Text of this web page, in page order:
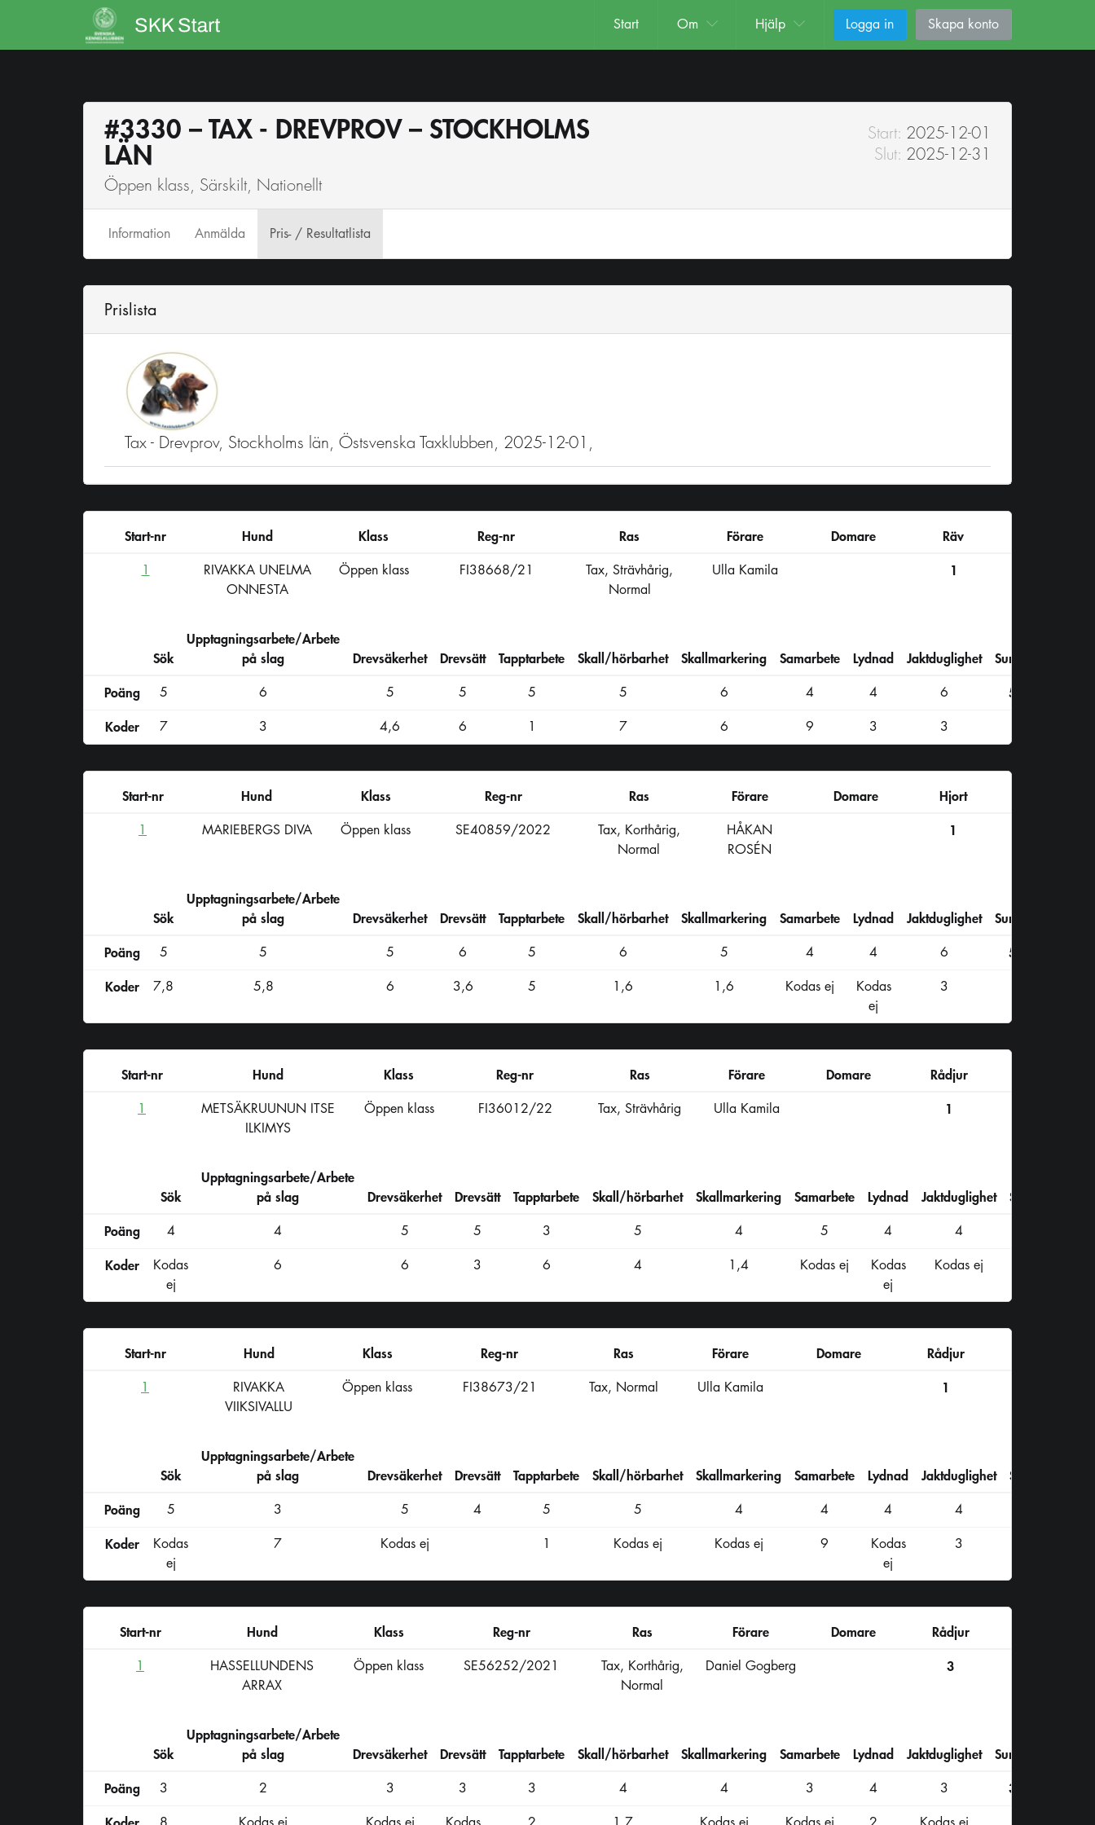
Start Om Hjälp Logga in Skapa konto
#3330 – TAX - DREVPROV – STOCKHOLMS
LÄN
Öppen klass, Särskilt, Nationellt
Start: 2025-12-01
Slut: 2025-12-31
Information Anmälda Pris- / Resultatlista
Prislista
Tax - Drevprov, Stockholms län, Östsvenska Taxklubben, 2025-12-01,
Start-nr Hund Klass Reg-nr Ras Förare Domare
Räv
1
RIVAKKA UNELMA
ONNESTA
Öppen klass FI38668/21
Tax, Strävhårig,
Normal
Ulla Kamila 1
Sök
Upptagningsarbete/Arbete
på slag
Drevsäkerhet Drevsätt Tapptarbete Skall/hörbarhet Skallmarkering Samarbete Lydnad Jaktduglighet
Summa
Poäng
5 6 5 5 5 5 6 4 4 6
51
Koder
7 3 4,6 6 1 7 6 9 3 3
Start-nr Hund Klass Reg-nr Ras Förare Domare
Hjort
1
MARIEBERGS DIVA Öppen klass SE40859/2022
Tax, Korthårig,
Normal
HÅKAN
ROSÉN
1
Sök
Upptagningsarbete/Arbete
på slag
Drevsäkerhet Drevsätt Tapptarbete Skall/hörbarhet Skallmarkering Samarbete Lydnad Jaktduglighet
Summa
Poäng
5 5 5 6 5 6 5 4 4 6
51
Koder
7,8 5,8 6 3,6 5 1,6 1,6 Kodas ej
Kodas
ej
3
Start-nr Hund Klass Reg-nr Ras Förare Domare
Rådjur
1
METSÄKRUUNUN ITSE
ILKIMYS
Öppen klass FI36012/22 Tax, Strävhårig Ulla Kamila 1
Sök
Upptagningsarbete/Arbete
på slag
Drevsäkerhet Drevsätt Tapptarbete Skall/hörbarhet Skallmarkering Samarbete Lydnad Jaktduglighet
Summa
Poäng
4 4 5 5 3 5 4 5 4 4
Koder
Kodas
ej
6 6 3 6 4 1,4 Kodas ej
Kodas
ej
Kodas ej
Start-nr Hund Klass Reg-nr Ras Förare Domare
Rådjur
1
RIVAKKA
VIIKSIVALLU
Öppen klass FI38673/21 Tax, Normal Ulla Kamila 1
Sök
Upptagningsarbete/Arbete
på slag
Drevsäkerhet Drevsätt Tapptarbete Skall/hörbarhet Skallmarkering Samarbete Lydnad Jaktduglighet
Summa
Poäng
5 3 5 4 5 5 4 4 4 4
Koder
Kodas
ej
7 Kodas ej 1 Kodas ej Kodas ej 9
Kodas
ej
3
Start-nr Hund Klass Reg-nr Ras Förare Domare
Rådjur
1
HASSELLUNDENS
ARRAX
Öppen klass SE56252/2021
Tax, Korthårig,
Normal
Daniel Gogberg 3
Sök
Upptagningsarbete/Arbete
på slag
Drevsäkerhet Drevsätt Tapptarbete Skall/hörbarhet Skallmarkering Samarbete Lydnad Jaktduglighet
Summa
Poäng
3 2 3 3 3 4 4 3 4 3
32